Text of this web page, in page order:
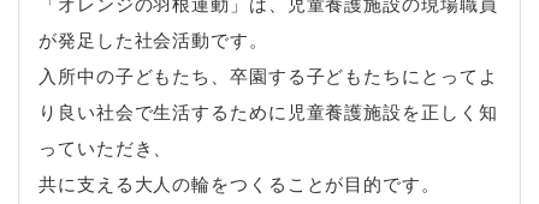
が発足した社会活動です。
入所中の子どもたち、卒園する子どもたちにとってよ
り良い社会で生活するために児童養護施設を正しく知
っていただき、
共に支える大人の輪をつくることが目的です。